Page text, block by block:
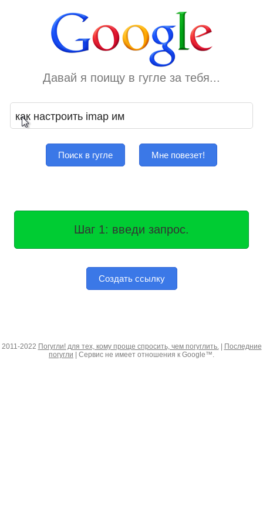
Давай я поищу в гугле за тебя...
Поиск в гугле Мне повезет!
Шаг 1: введи запрос.
Создать ссылку
2011-2022 Погугли! для тех, кому проще спросить, чем погуглить.|
Последние
погугли | Сервис не имеет отношения к Google™.